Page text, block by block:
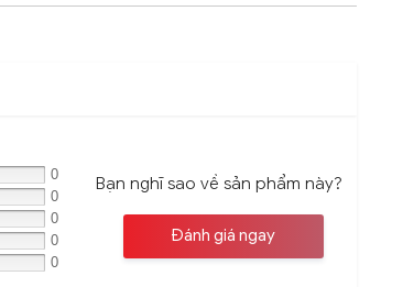
0
0
0
0
0
Bạn nghĩ sao về sản phẩm này?
Đánh giá ngay